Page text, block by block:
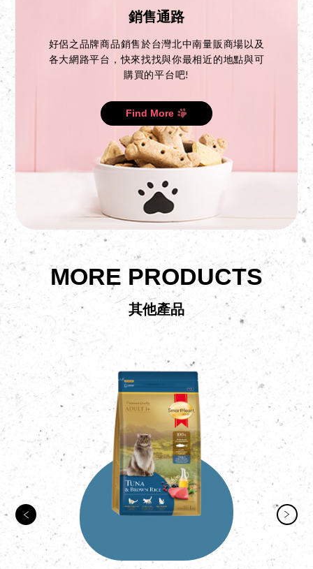
銷售通路
好侶之品牌商品銷售於台灣北中南量販商場以及
各大網路平台，快來找找與你最相近的地點與可
購買的平台吧!
Find More
MORE PRODUCTS
其他產品